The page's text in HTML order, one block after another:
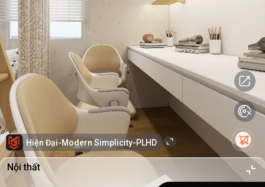
Hiện Đại-Modern Simplicity-PLHD
Nội thất